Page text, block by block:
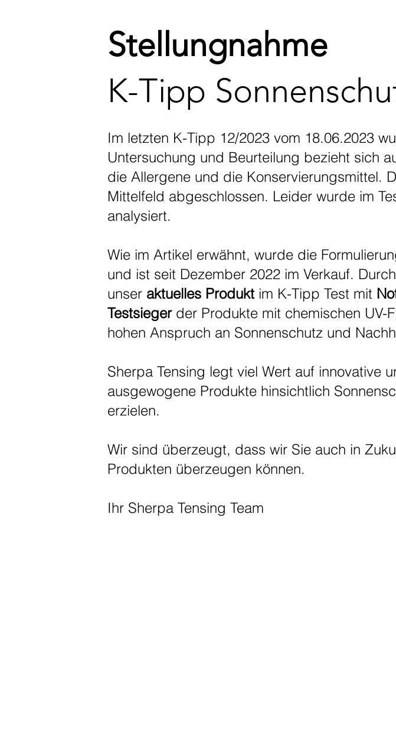
Stellungnahme
K-Tipp
Im letzten K-Tipp 12/2023 vom 18.06.2023
Untersuchung und Beurteilung bezieht sich
die Allergene und die Konservierungsmittel.
Mittelfeld abgeschlossen. Leider wurde im
analysiert.
Wie im Artikel erwähnt, wurde die
und ist seit Dezember 2022 im Verkauf.
unser aktuelles Produktim K-Tipp Test mit
Testsiegerder Produkte mit chemischen UV-
hohen Anspruch an Sonnenschutz und
Sherpa Tensing legt viel Wert auf innovative
ausgewogene Produkte hinsichtlich
erzielen.
Wir sind überzeugt, dass wir Sie auch in
Produkten überzeugen können.
Ihr Sherpa Tensing Team